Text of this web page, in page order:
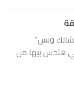
وبس”
هتحس بيها من